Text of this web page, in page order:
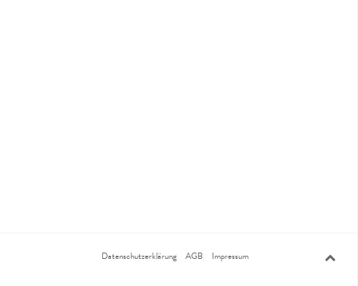
Datenschutzerklärung AGB Impressum